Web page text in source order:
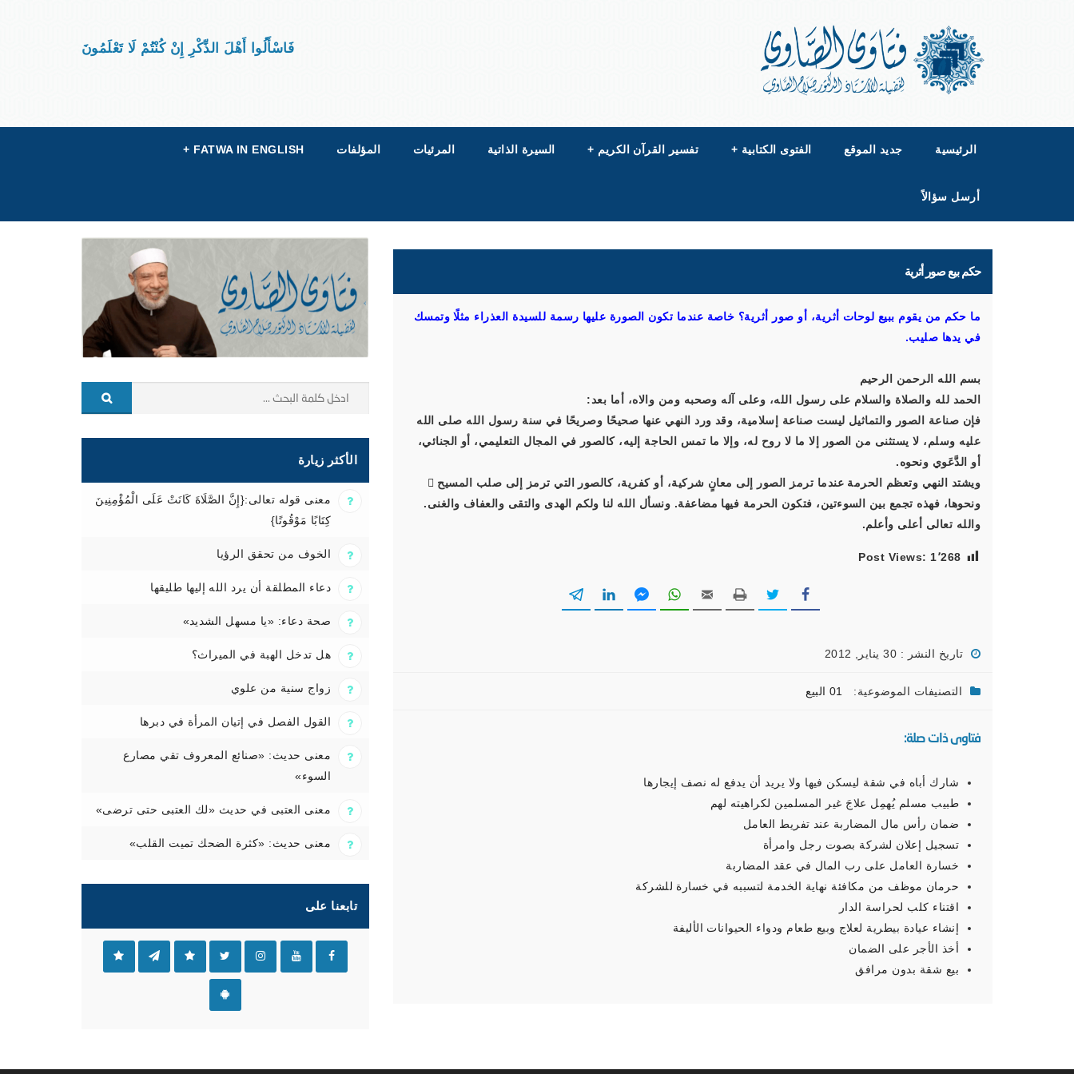
فَاسْأَلُوا أَهْلَ الذِّكْرِ إِنْ كُنْتُمْ لَا تَعْلَمُونَ
الرئيسية جديد الموقع الفتوى الكتابية + تفسير القرآن الكريم + السيرة الذاتية المرئيات المؤلفات FATWA IN ENGLISH
+
أرسل سؤالاً
حكم بيع صور أثرية
ما حكم من يقوم ببيع لوحات أثرية، أو صور أثرية؟ خاصة عندما تكون الصورة عليها رسمة للسيدة العذراء مثلًا وتمسك
في يدها صليب.
بسم الله الرحمن الرحيم
الحمد لله والصلاة والسلام على رسول الله، وعلى آله وصحبه ومن والاه، أما بعد:
فإن صناعة الصور والتماثيل ليست صناعة إسلامية، وقد ورد النهي عنها صحيحًا وصريحًا في سنة رسول الله صلى الله
عليه وسلم، لا يستثنى من الصور إلا ما لا روح له، وإلا ما تمس الحاجة إليه، كالصور في المجال التعليمي، أو الجنائي،
أو الدَّعَوي ونحوه.
ويشتد النهي وتعظم الحرمة عندما ترمز الصور إلى معانٍ شركية، أو كفرية، كالصور التي ترمز إلى صلب المسيح 
ونحوها، فهذه تجمع بين السوءتين، فتكون الحرمة فيها مضاعفة. ونسأل الله لنا ولكم الهدى والتقى والعفاف والغنى.
والله تعالى أعلى وأعلم.
Post Views: 1٬268
تاريخ النشر : 30 يناير, 2012
التصنيفات الموضوعية: 01 البيع
فتاوى ذات صلة:
شارك أباه في شقة ليسكن فيها ولا يريد أن يدفع له نصف إيجارها
طبيب مسلم يُهمِل علاجَ غير المسلمين لكراهيته لهم
ضمان رأس مال المضاربة عند تفريط العامل
تسجيل إعلان لشركة بصوت رجل وامرأة
خسارة العامل على رب المال في عقد المضاربة
حرمان موظف من مكافئة نهاية الخدمة لتسببه في خسارة للشركة
اقتناء كلب لحراسة الدار
إنشاء عيادة بيطرية لعلاج وبيع طعام ودواء الحيوانات الأليفة
أخذ الأجر على الضمان
بيع شقة بدون مرافق
الأكثر زيارة
معنى قوله تعالى:{إِنَّ الصَّلَاةَ كَانَتْ عَلَى الْمُؤْمِنِينَ
كِتَابًا مَوْقُوتًا}
الخوف من تحقق الرؤيا
دعاء المطلقة أن يرد الله إليها طليقها
صحة دعاء: «يا مسهل الشديد»
هل تدخل الهبة في الميراث؟
زواج سنية من علوي
القول الفصل في إتيان المرأة في دبرها
معنى حديث: «صنائع المعروف تقي مصارع
السوء»
معنى العتبى في حديث «لك العتبى حتى ترضى»
معنى حديث: «كثرة الضحك تميت القلب»
تابعنا على